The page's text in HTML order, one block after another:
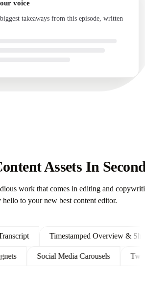
voice
takeaways from this episode, written
Assets In
work that comes in editing and
hello to your new best content editor.
Timestamped Overview &
Magnets Social Media Carousels